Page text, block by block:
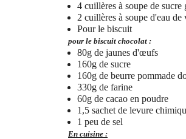
4 cuillères à soupe de sucre
2 cuillères à soupe d'eau
Pour le biscuit
pour le biscuit chocolat :
80g de jaunes d'œufs
160g de sucre
160g de beurre pommade
330g de farine
60g de cacao en poudre
1,5 sachet de levure
1 peu de sel
En cuisine :